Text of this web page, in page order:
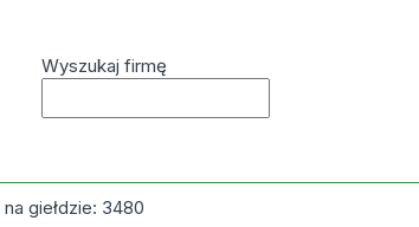
Wyszukaj firmę
giełdzie: 3480